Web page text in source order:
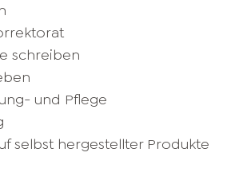
schreiben
und Pflege
selbst hergestellter Produkte